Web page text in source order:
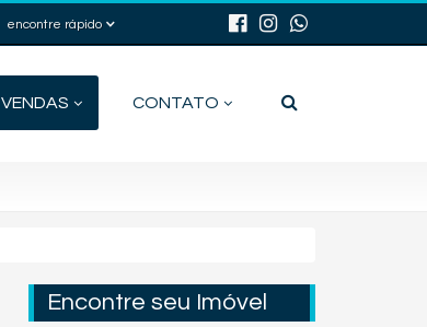
encontre rápido
VENDAS CONTATO
Encontre seu Imóvel